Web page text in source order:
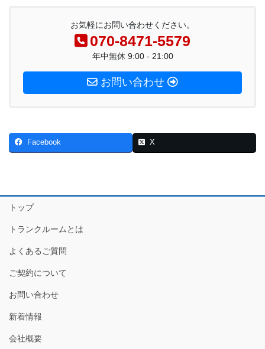
お気軽にお問い合わせください。
070-8471-5579
年中無休 9:00 - 21:00
お問い合わせ
Facebook X
トップ
トランクルームとは
よくあるご質問
ご契約について
お問い合わせ
新着情報
会社概要